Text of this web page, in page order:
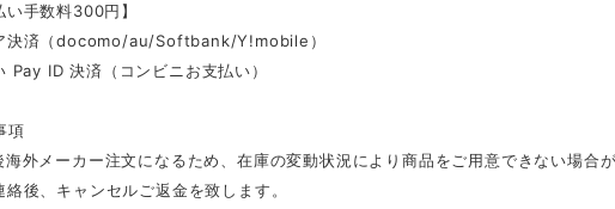
い手数料300円】
決済（docomo/au/Softbank/Y!mobile）
Pay ID 決済（コンビニお支払い）
項
外メーカー注文になるため、在庫の変動状況により商品をご用意できない場合
絡後、キャンセルご返金を致します。